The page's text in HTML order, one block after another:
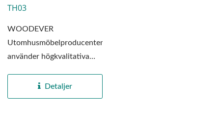
TH03
WOODEVER
Utomhusmöbelproducenten
använder högkvalitativa
producera...Detaljer